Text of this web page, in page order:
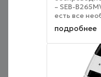
– SEB-
есть все
кто ценит
звук. SVEN
оснащены
подробнее